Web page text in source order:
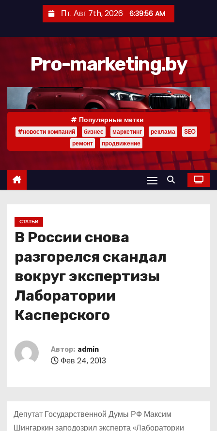
р
Пт. Авг 7th, 2026 6:39:57 AM
Pro-marketing.by
Популярные метки
#новости компаний бизнес маркетинг реклама
SEO
ремонт
продвижение
СТАТЬИ
В России снова
разгорелся скандал
вокруг экспертизы
Лаборатории
Касперского
Автор: admin
Фев 24, 2013
Депутат Государственной Думы РФ Максим
Шингаркин заподозрил эксперта «Лаборатории